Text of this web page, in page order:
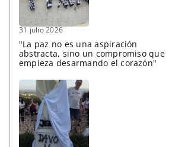
31 julio 2026
"La paz no es una aspiración
abstracta, sino un compromiso que
empieza desarmando el corazón"